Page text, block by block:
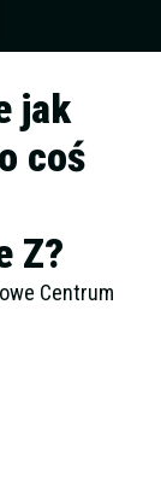
jak
coś
Z?
Centrum